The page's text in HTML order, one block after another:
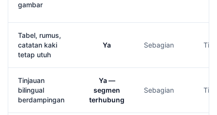
gambar
Tabel, rumus,
catatan kaki
tetap utuh
Ya Sebagian
Tinjauan
bilingual
berdampingan
Ya —
segmen
terhubung
Sebagian